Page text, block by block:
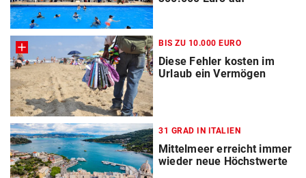
BIS ZU 10.000 EURO
Diese Fehler kosten im
Urlaub ein Vermögen
31 GRAD IN ITALIEN
Mittelmeer erreicht immer
wieder neue Höchstwerte